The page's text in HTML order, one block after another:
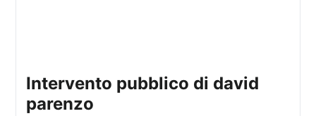
intervento pubblico di david
parenzo